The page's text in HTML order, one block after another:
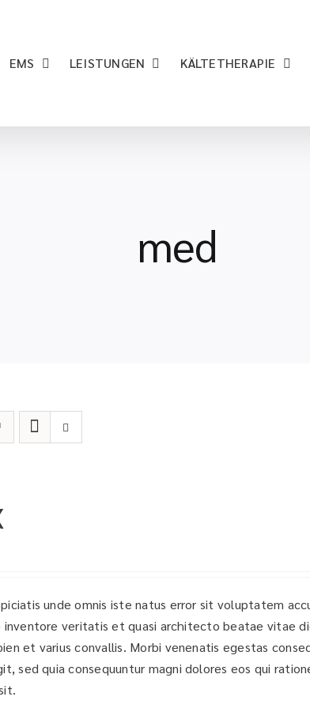
EMS LEISTUNGEN KÄLTETHERAPIE
med
unde omnis iste natus error sit voluptatem
inventore veritatis et quasi architecto beatae vitae
et varius convallis. Morbi venenatis egestas
sed quia consequuntur magni dolores eos qui